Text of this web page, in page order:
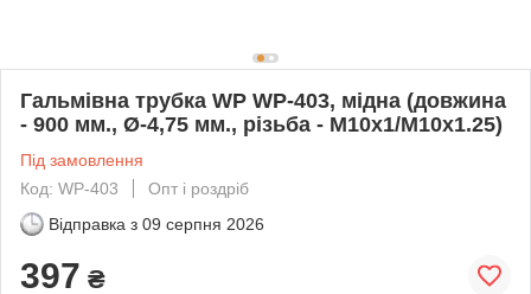
Гальмівна трубка WP WP-403, мідна (довжина
- 900 мм., Ø-4,75 мм., різьба - М10х1/М10х1.25)
Під замовлення
Код: WP-403
Опт і роздріб
Відправка з 09 серпня 2026
397 ₴